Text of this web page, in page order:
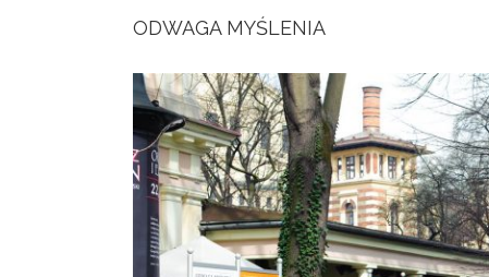
ODWAGA MYŚLENIA
View
Larger
Image